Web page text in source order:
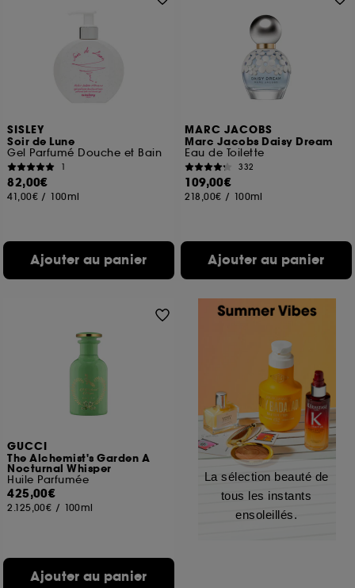
SISLEY
Soir de Lune
Gel Parfumé Douche et Bain
1
82,00€
41,00€ / 100ml
Ajouter au panier
MARC JACOBS
Marc Jacobs Daisy Dream
Eau de Toilette
332
109,00€
218,00€ / 100ml
Ajouter au panier
GUCCI
The Alchemist's Garden A
Nocturnal Whisper
Huile Parfumée
425,00€
2.125,00€ / 100ml
Ajouter au panier
La sélection beauté de
tous les instants
ensoleillés.